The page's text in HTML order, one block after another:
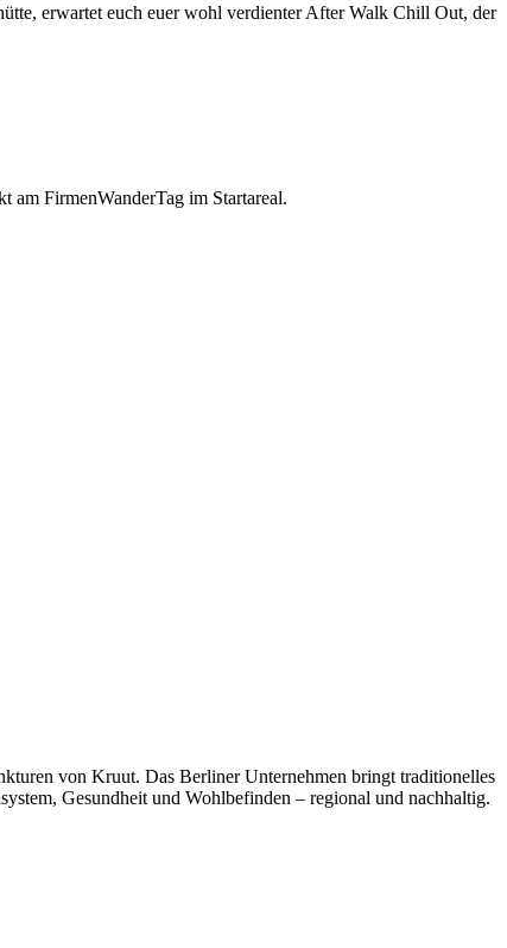
erwartet euch euer wohl verdienter After Walk Chill Out, der
am FirmenWanderTag im Startareal.
von Kruut. Das Berliner Unternehmen bringt traditionelles
Gesundheit und Wohlbefinden – regional und nachhaltig.